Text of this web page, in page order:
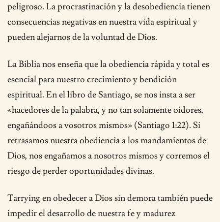
peligroso. La procrastinación y la desobediencia tienen
consecuencias negativas en nuestra vida espiritual y
pueden alejarnos de la voluntad de Dios.
La Biblia nos enseña que la obediencia rápida y total es
esencial para nuestro crecimiento y bendición
espiritual. En el libro de Santiago, se nos insta a ser
«hacedores de la palabra, y no tan solamente oidores,
engañándoos a vosotros mismos» (Santiago 1:22). Si
retrasamos nuestra obediencia a los mandamientos de
Dios, nos engañamos a nosotros mismos y corremos el
riesgo de perder oportunidades divinas.
Tarrying en obedecer a Dios sin demora también puede
impedir el desarrollo de nuestra fe y madurez